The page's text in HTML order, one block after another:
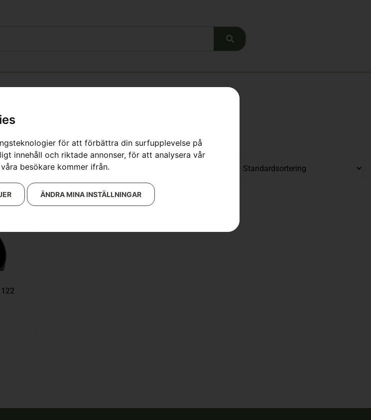
för att förbättra din surfupplevelse på
innehåll och riktade annonser, för att analysera vår
besökare kommer ifrån.
ÄNDRA MINA INSTÄLLNINGAR